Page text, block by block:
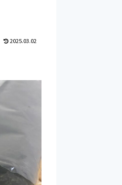
2025.03.02